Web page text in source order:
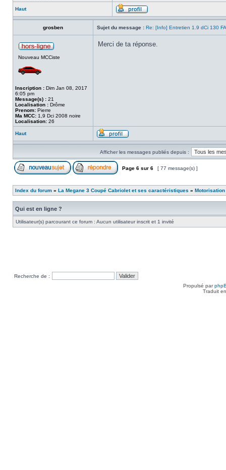
Haut
grosben Sujet du message : Re: [Info] Entretien 1.9 dCi 130
Nouveau MCCiste
Inscription : Dim Jan 08, 2017
6:05 pm
Message(s) : 21
Localisation : Drôme
Prenom: Pierre
Ma MCC: 1,9 Dci 2008 noire
Localisation: 26
Merci de ta réponse.
Haut
Afficher les messages publiés depuis :
Page 6 sur 6 [ 77 message(s) ]
Index du forum » La Megane 3 Coupé Cabriolet et ses caractéristiques » Motorisation
Qui est en ligne ?
Utilisateur(s) parcourant ce forum : Aucun utilisateur inscrit et 1 invité
Recherche de :
Propulsé par
Traduit